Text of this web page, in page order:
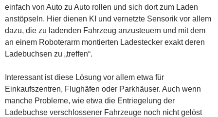
einfach von Auto zu Auto rollen und sich dort zum Laden
anstöpseln. Hier dienen KI und vernetzte Sensorik vor allem
dazu, die zu ladenden Fahrzeug anzusteuern und mit dem
an einem Roboterarm montierten Ladestecker exakt deren
Ladebuchsen zu „treffen“.
Interessant ist diese Lösung vor allem etwa für
Einkaufszentren, Flughäfen oder Parkhäuser. Auch wenn
manche Probleme, wie etwa die Entriegelung der
Ladebuchse verschlossener Fahrzeuge noch nicht gelöst